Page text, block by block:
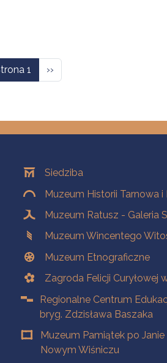
1 Następna strona
››
OddziałySiedziba
Muzeum Historii Tarnowa i
Muzeum Ratusz - Galeria
Muzeum Wincentego
Muzeum Etnograficzne
Zagroda Felicji Curyłowej
Regionalne Centrum
bryg. Zdzisława Baszaka
Muzeum Pamiątek po
Nowym Wiśniczu